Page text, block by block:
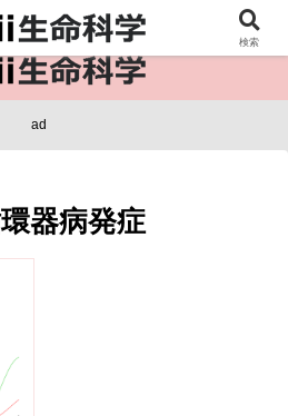
・生物の情報インフラ。
ad
器病発症
検索